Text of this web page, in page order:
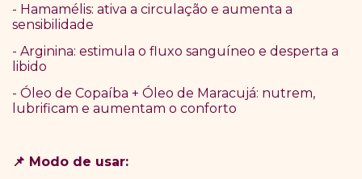
- Hamamélis: ativa a circulação e aumenta a
sensibilidade
- Arginina: estimula o fluxo sanguíneo e desperta a
libido
- Óleo de Copaíba + Óleo de Maracujá: nutrem,
lubrificam e aumentam o conforto
📌 Modo de usar: